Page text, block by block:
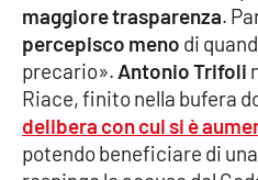
Sanità
Società
Sport
maggiore trasparenza.
percepisco meno di
precario». Antonio Trifoli
Riace, finito nella bufera
delibera con cui si è
potendo beneficiare di una